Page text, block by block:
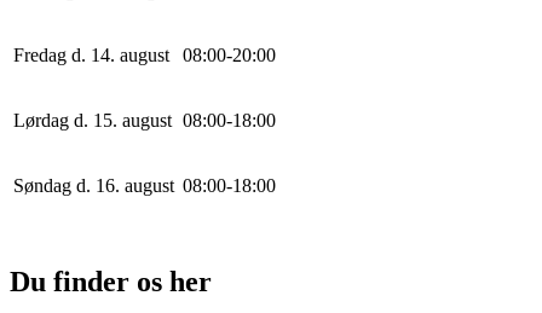
Fredag d. 14. august 08:00-20:00
Lørdag d. 15. august 08:00-18:00
Søndag d. 16. august 08:00-18:00
Du finder os her